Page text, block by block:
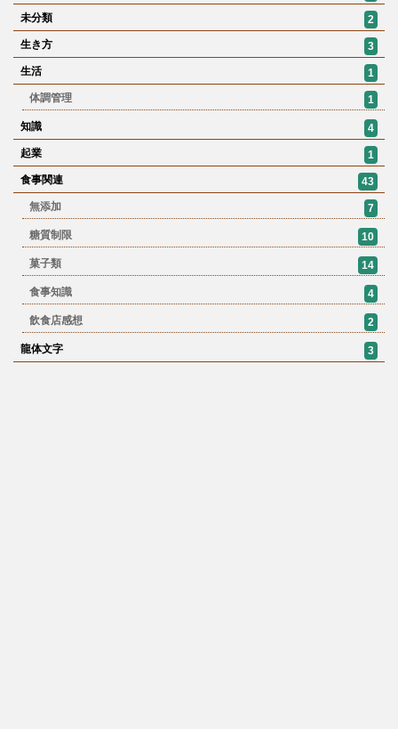
未分類
2
生き方
3
生活
1
体調管理
1
知識
4
起業
1
食事関連
43
無添加
7
糖質制限 10
菓子類 14
食事知識 4
飲食店感想 2
龍体文字 3